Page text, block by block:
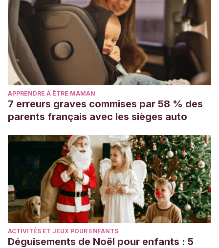
APPRENDRE À ÊTRE MAMAN
7 erreurs graves commises par 58 % des
parents français avec les sièges auto
ACTIVITÉS ET JEUX POUR ENFANTS
Déguisements de Noël pour enfants : 5